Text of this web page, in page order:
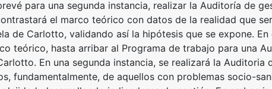
para una segunda instancia, realizar la Auditoría de
el marco teórico con datos de la realidad que
de Carlotto, validando así la hipótesis que se expone.
teórico, hasta arribar al Programa de trabajo para una
En una segunda instancia, se realizará la Auditoria
fundamentalmente, de aquellos con problemas socio-